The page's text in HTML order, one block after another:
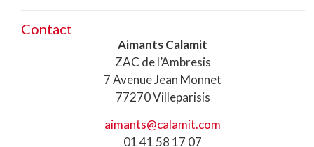
Contact
Aimants Calamit
ZAC de l’Ambresis
7 Avenue Jean Monnet
77270 Villeparisis
aimants@calamit.com
01 41 58 17 07